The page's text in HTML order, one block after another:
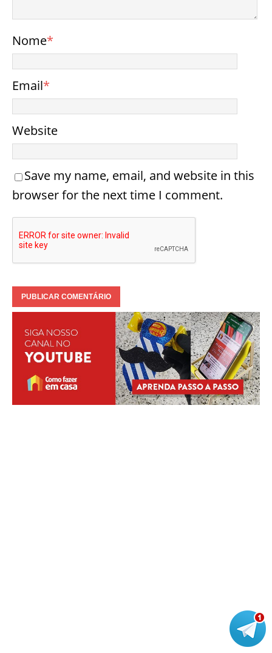
Nome*
Email*
Website
Save my name, email, and website in this
browser for the next time I comment.